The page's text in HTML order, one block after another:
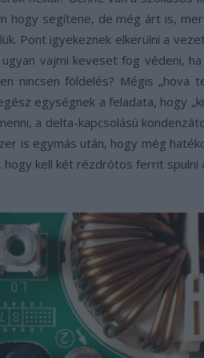
segítene, de még árt is,
Pont igyekeznek elkerülni a
vajmi keveset fog védeni,
nincsen földelés? Mégis „hova
egységnek a feladata, hogy
a delta-kapcsolású
is egymás után, hogy még
kell két rézdrótos ferrit spulni